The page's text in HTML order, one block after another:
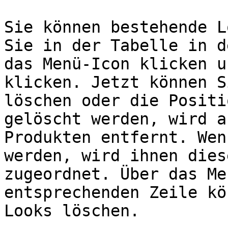
Sie können bestehende
Sie in der Tabelle in
das Menü-Icon klicken
klicken. Jetzt können
löschen oder die
gelöscht werden, wird
Produkten entfernt.
werden, wird ihnen
zugeordnet. Über das
entsprechenden Zeile
Looks löschen.